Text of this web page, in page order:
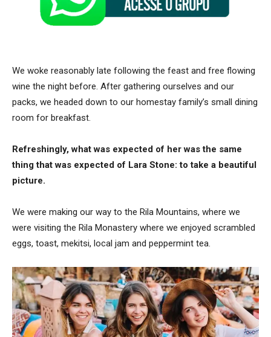
We woke reasonably late following the feast and free flowing
wine the night before. After gathering ourselves and our
packs, we headed down to our homestay family’s small dining
room for breakfast.
Refreshingly, what was expected of her was the same
thing that was expected of Lara Stone: to take a beautiful
picture.
We were making our way to the Rila Mountains, where we
were visiting the Rila Monastery where we enjoyed scrambled
eggs, toast, mekitsi, local jam and peppermint tea.